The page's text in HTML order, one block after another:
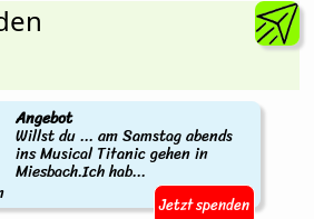
Angebot
Willst du ... am Samstag abends
ins Musical Titanic gehen in
Miesbach.Ich hab...
Jetzt spenden